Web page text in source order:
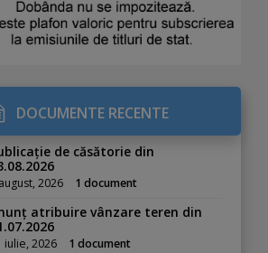
DOCUMENTE RECENTE
de căsătorie din
2026 1 document
atribuire vânzare teren din
iulie, 2026 1 document